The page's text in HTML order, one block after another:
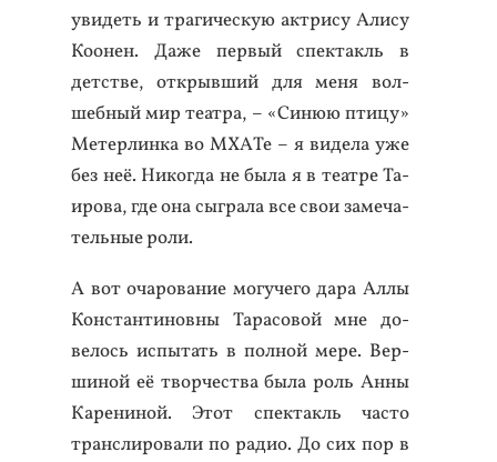
уви­деть и тра­гичес­кую ак­три­су Али­су
Ко­онен. Да­же пер­вый спек­такль в
детс­тве, от­крыв­ший для ме­ня вол­
шебный мир те­ат­ра, – «Си­нюю пти­цу»
Ме­тер­линка во МХА­Те – я ви­дела уже
без неё. Ни­ког­да не бы­ла я в те­ат­ре Та­
иро­ва, где она сыг­ра­ла все свои за­меча­
тель­ные ро­ли.
А вот оча­рова­ние мо­гуче­го да­ра Ал­лы
Кон­стан­ти­нов­ны Та­расо­вой мне до­
велось ис­пы­тать в пол­ной ме­ре. Вер­
ши­ной её твор­чес­тва бы­ла роль Ан­ны
Ка­рени­ной. Этот спек­такль час­то
тран­сли­рова­ли по ра­дио. До сих пор в